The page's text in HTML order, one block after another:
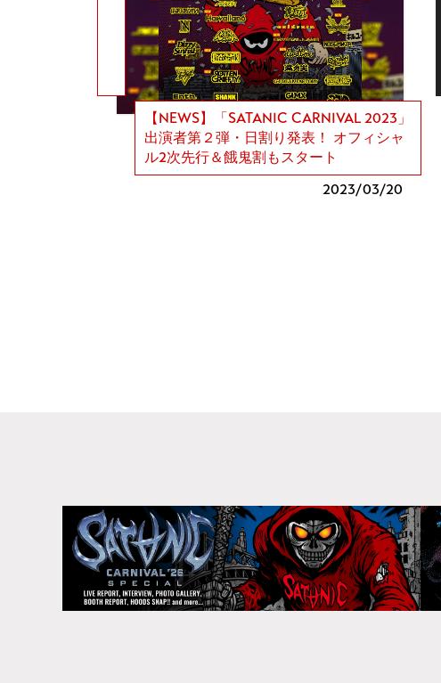
【NEWS】「SATANIC CARNIVAL 2023」
出演者第２弾・日割り発表！ オフィシャ
ル2次先行＆餓鬼割もスタート
2023/03/20